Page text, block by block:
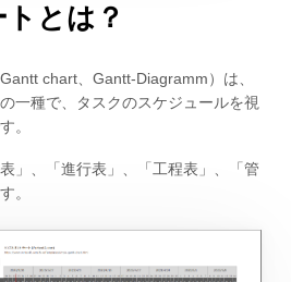
とは？
chart、Gantt-Diagramm）は、
一種で、タスクのスケジュールを視
。
」、「進行表」、「工程表」、「管
。